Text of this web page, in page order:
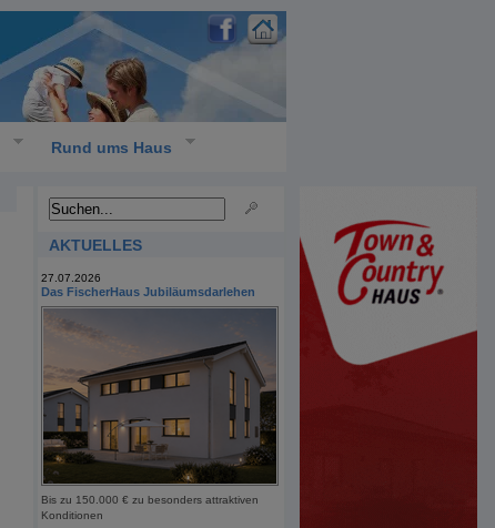
Rund ums Haus
AKTUELLES
27.07.2026
Das FischerHaus Jubiläumsdarlehen
Bis zu 150.000 € zu besonders attraktiven
Konditionen